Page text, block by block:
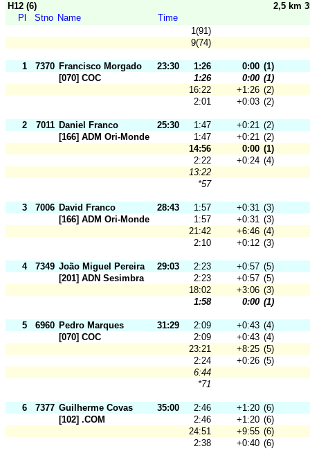
H12 (6)
2,5 km
Pl
Stno Name
Time
1(91)
9(74)
1 7370 Francisco Morgado 23:30 1:26 0:00 (1)
[070] COC
1:26 0:00 (1)
16:22
+1:26 (2)
2:01
+0:03 (2)
2 7011 Daniel Franco 25:30 1:47 +0:21 (2)
[166] ADM Ori-Mondego
1:47 +0:21 (2)
14:56
0:00 (1)
2:22
+0:24 (4)
13:22
*57
3 7006 David Franco 28:43 1:57 +0:31 (3)
[166] ADM Ori-Mondego
1:57 +0:31 (3)
21:42
+6:46 (4)
2:10
+0:12 (3)
4 7349 João Miguel Pereira 29:03 2:23 +0:57 (5)
[201] ADN Sesimbra
2:23 +0:57 (5)
18:02
+3:06 (3)
1:58
0:00 (1)
5 6960 Pedro Marques 31:29 2:09 +0:43 (4)
[070] COC
2:09 +0:43 (4)
23:21
+8:25 (5)
2:24
+0:26 (5)
6:44
*71
6 7377 Guilherme Covas 35:00 2:46 +1:20 (6)
[102] .COM
2:46 +1:20 (6)
24:51
+9:55 (6)
2:38
+0:40 (6)